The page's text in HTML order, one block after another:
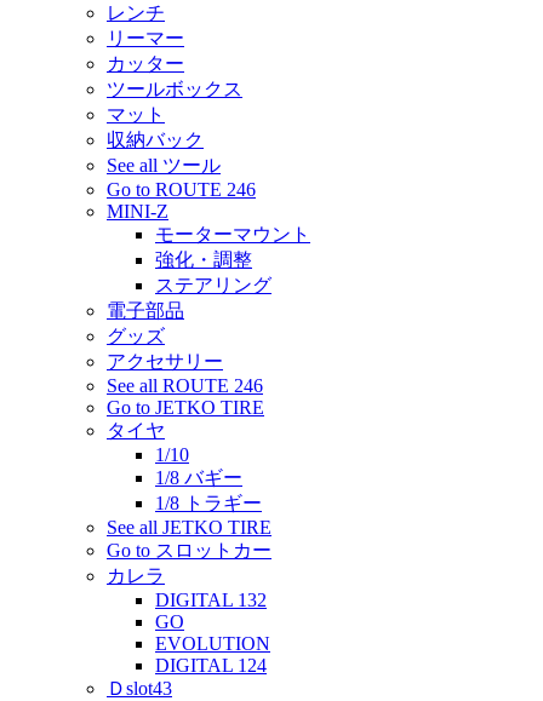
レンチ
リーマー
カッター
ツールボックス
マット
収納バック
See all ツール
Go to ROUTE 246
MINI-Z
モーターマウント
強化・調整
ステアリング
電子部品
グッズ
アクセサリー
See all ROUTE 246
Go to JETKO TIRE
タイヤ
1/10
1/8 バギー
1/8 トラギー
See all JETKO TIRE
Go to スロットカー
カレラ
DIGITAL 132
GO
EVOLUTION
DIGITAL 124
Ｄslot43